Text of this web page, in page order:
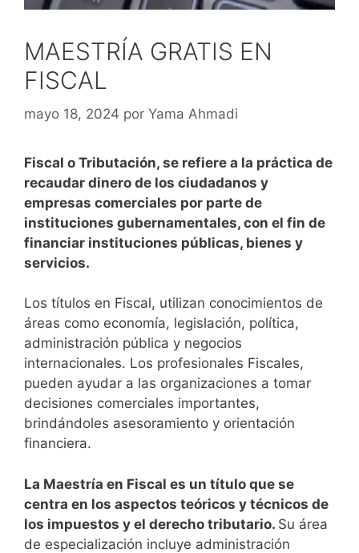
MAESTRÍA GRATIS EN
FISCAL
mayo 18, 2024 por Yama Ahmadi
Fiscal o Tributación, se refiere a la práctica de
recaudar dinero de los ciudadanos y
empresas comerciales por parte de
instituciones gubernamentales, con el fin de
financiar instituciones públicas, bienes y
servicios.
Los títulos en Fiscal, utilizan conocimientos de
áreas como economía, legislación, política,
administración pública y negocios
internacionales. Los profesionales Fiscales,
pueden ayudar a las organizaciones a tomar
decisiones comerciales importantes,
brindándoles asesoramiento y orientación
financiera.
La Maestría en Fiscal es un título que se
centra en los aspectos teóricos y técnicos de
los impuestos y el derecho tributario. Su área
de especialización incluye administración